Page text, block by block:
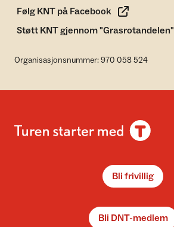
Følg KNT på Facebook
Støtt KNT gjennom "Grasrotandelen"
Organisasjonsnummer: 970 058 524
Bli frivillig
Bli DNT-medlem